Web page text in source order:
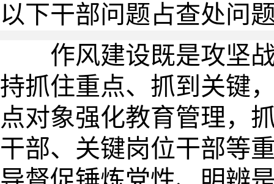
以下干部问题占查处问
作风建设既是攻坚战
持抓住重点、抓到关键
点对象强化教育管理，
干部、关键岗位干部等